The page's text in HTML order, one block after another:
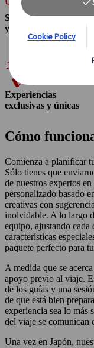
Soluciones flexibles
y orientadas al valor
Experiencias
exclusivas y únicas
Cómo
Comienza a planificar
Sólo tienes que
de nuestros expertos
personalizado basado
creativas con
inolvidable. A lo largo
equipo, ajustando cada
características
paquete perfecto para
A medida que se
apoyo previo al viaje.
de los guías y una
de que está bien
experiencia sea lo más
del viaje se comunican
Una vez en Japón,